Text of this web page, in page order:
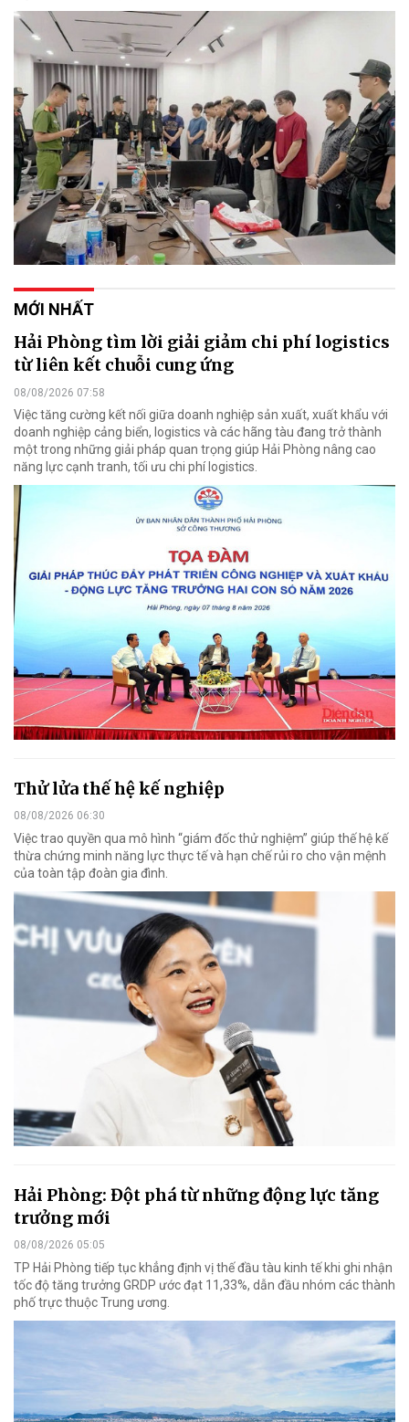
MỚI NHẤT
Hải Phòng tìm lời giải giảm chi phí logistics
từ liên kết chuỗi cung ứng
08/08/2026 07:58
Việc tăng cường kết nối giữa doanh nghiệp sản xuất, xuất khẩu với
doanh nghiệp cảng biển, logistics và các hãng tàu đang trở thành
một trong những giải pháp quan trọng giúp Hải Phòng nâng cao
năng lực cạnh tranh, tối ưu chi phí logistics.
Thử lửa thế hệ kế nghiệp
08/08/2026 06:30
Việc trao quyền qua mô hình “giám đốc thử nghiệm” giúp thế hệ kế
thừa chứng minh năng lực thực tế và hạn chế rủi ro cho vận mệnh
của toàn tập đoàn gia đình.
Hải Phòng: Đột phá từ những động lực tăng
trưởng mới
08/08/2026 05:05
TP Hải Phòng tiếp tục khẳng định vị thế đầu tàu kinh tế khi ghi nhận
tốc độ tăng trưởng GRDP ước đạt 11,33%, dẫn đầu nhóm các thành
phố trực thuộc Trung ương.